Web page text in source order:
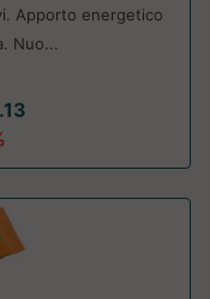
Apporto energetico
Nuo...